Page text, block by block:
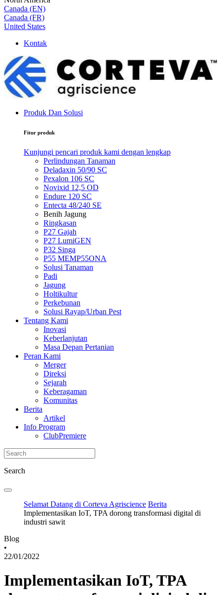
Canada (EN)
Canada (FR)
United States
Kontak
Produk Dan Solusi
Fitur produk
Kunjungi pencari produk kami dengan lengkap
Perlindungan Tanaman
Deladaxin 50/90 SC
Pexalon 106 SC
Novixid 12,5 OD
Endure 120 SC
Entecta 48/240 SE
Benih Jagung
Ringkasan
P27 Gajah
P27 LumiGEN
P32 Singa
P55 MEMP55ONA
Solusi Tanaman
Padi
Jagung
Holtikultur
Perkebunan
Solusi Rayap/Urban Pest
Tentang Kami
Inovasi
Keberlanjutan
Masa Depan Pertanian
Peran Kami
Merger
Direksi
Sejarah
Keberagaman
Komunitas
Berita
Artikel
Info Program
ClubPremiere
Search
Selamat Datang di Corteva Agriscience Berita
Implementasikan IoT, TPA dorong transformasi digital di
industri sawit
Blog
•
22/01/2022
Implementasikan IoT, TPA